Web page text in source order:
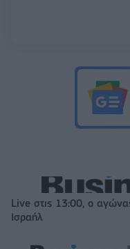
Live στις 13:00, ο
Ισραήλ